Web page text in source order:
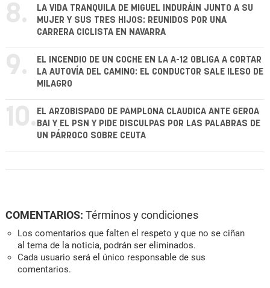
8.
LA VIDA TRANQUILA DE MIGUEL INDURÁIN JUNTO A SU
MUJER Y SUS TRES HIJOS: REUNIDOS POR UNA
CARRERA CICLISTA EN NAVARRA
9.
EL INCENDIO DE UN COCHE EN LA A-12 OBLIGA A CORTAR
LA AUTOVÍA DEL CAMINO: EL CONDUCTOR SALE ILESO DE
MILAGRO
10. EL ARZOBISPADO DE PAMPLONA CLAUDICA ANTE GEROA
BAI Y EL PSN Y PIDE DISCULPAS POR LAS PALABRAS DE
UN PÁRROCO SOBRE CEUTA
COMENTARIOS: Términos y condiciones
Los comentarios que falten el respeto y que no se ciñan
al tema de la noticia, podrán ser eliminados.
Cada usuario será el único responsable de sus
comentarios.